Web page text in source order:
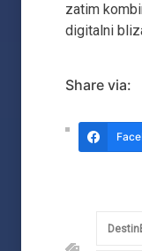
zatim
digitalni
Share via: